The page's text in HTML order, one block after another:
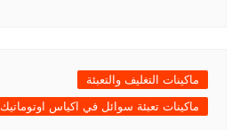
ماكينات التغليف والتعبئة
ماكينات تعبئة سوائل في اكياس اوتوماتيك